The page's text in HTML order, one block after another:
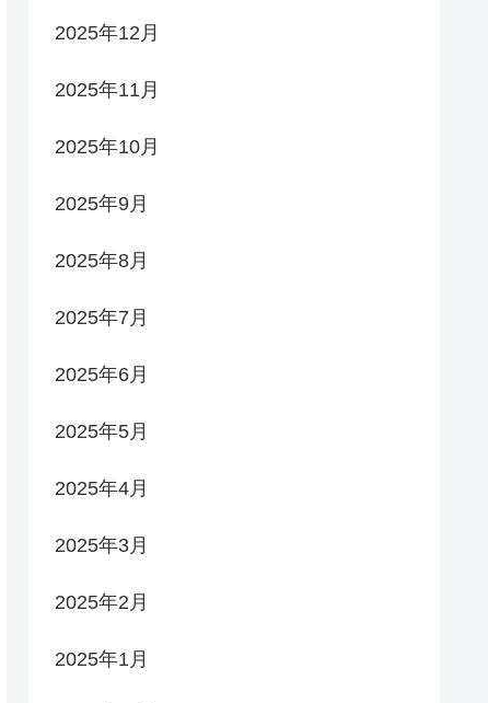
2025年12月
2025年11月
2025年10月
2025年9月
2025年8月
2025年7月
2025年6月
2025年5月
2025年4月
2025年3月
2025年2月
2025年1月